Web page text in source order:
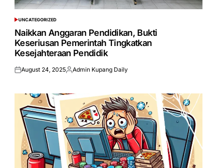
POSTED
IN
UNCATEGORIZED
Naikkan Anggaran Pendidikan, Bukti
Keseriusan Pemerintah Tingkatkan
Kesejahteraan Pendidik
Posted
August 24, 2025Posted
Admin Kupang Daily